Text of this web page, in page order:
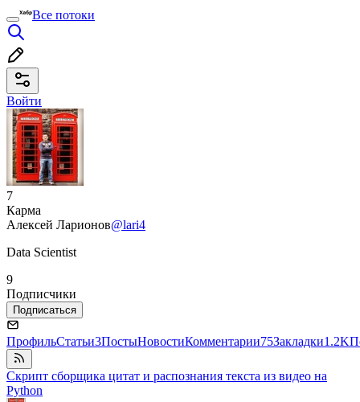
Все потоки
Войти
7
Карма
Алексей Ларионов@lari4
Data Scientist
9
Подписчики
Подписаться
ПрофильСтатьи3ПостыНовостиКомментарии75Закладки1.2K
Скрипт сборщика цитат и распознания текста из видео на
Python